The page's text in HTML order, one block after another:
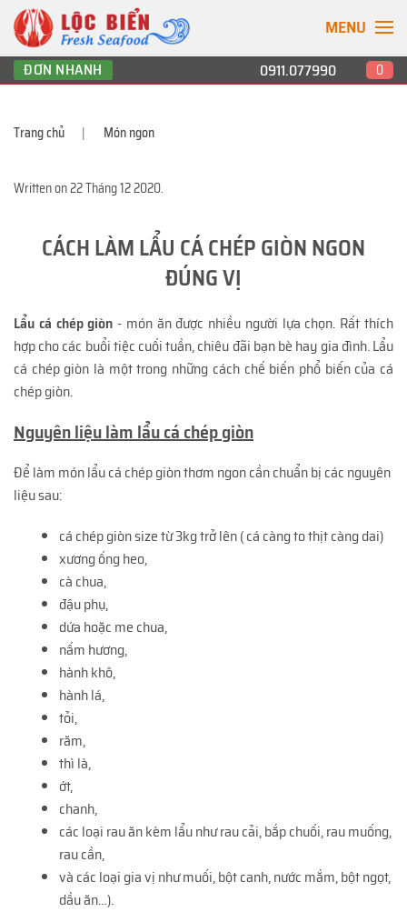
MENU
ĐƠN NHANH 0911.077990 0
Trang chủ Món ngon
Written on22 Tháng 12 2020.
CÁCH LÀM LẨU CÁ CHÉP GIÒN NGON
ĐÚNG VỊ
Lẩu cá chép giòn - món ăn được nhiều người lựa chọn. Rất thích
hợp cho các buổi tiệc cuối tuần, chiêu đãi bạn bè hay gia đình.Lẩu
cá chép giòn là một trong những cách chế biến phổ biến của cá
chép giòn.
Nguyên liệu làm lẩu cá chép giòn
Để làm món lẩu cá chép giòn thơm ngon cần chuẩn bị các nguyên
liệu sau:
cá chép giòn size từ 3kg trở lên ( cá càng to thịt càng dai)
xương ống heo,
cà chua,
đậu phụ,
dứa hoặc me chua,
nấm hương,
hành khô,
hành lá,
tỏi,
răm,
thì là,
ớt,
chanh,
các loại rau ăn kèm lẩu như rau cải, bắp chuối, rau muống,
rau cần,
và các loại gia vị như muối, bột canh, nước mắm, bột ngọt,
dầu ăn…).